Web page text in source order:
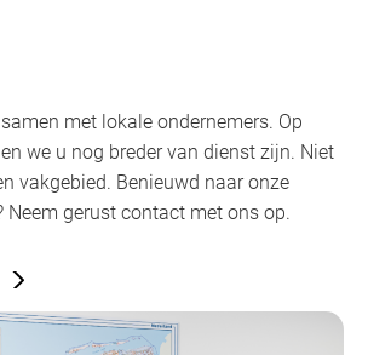
met lokale ondernemers. Op
we u nog breder van dienst zijn. Niet
vakgebied. Benieuwd naar onze
Neem gerust contact met ons op.